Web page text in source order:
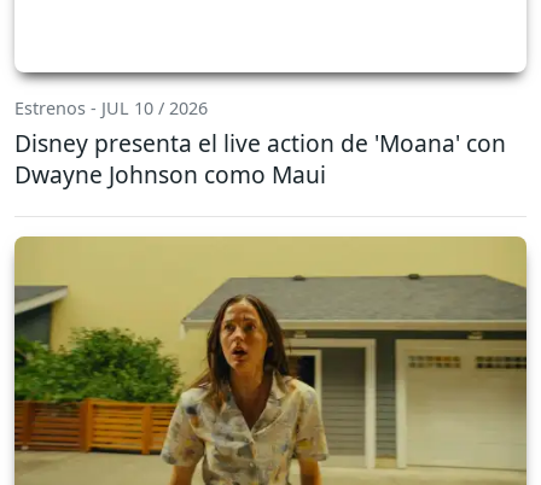
Estrenos - JUL 10 / 2026
Disney presenta el live action de 'Moana' con
Dwayne Johnson como Maui